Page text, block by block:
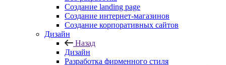
Создание landing page
Создание интернет-магазинов
Создание корпоративных сайтов
Дизайн
Назад
Дизайн
Разработка фирменного стиля